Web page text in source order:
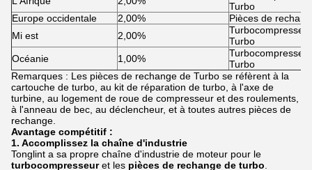
Turbo
Europe occidentale
2,00%
Pièces de
Mi est
2,00%
Turbo
Océanie
1,00%
Turbo
Remarques : Les pièces de rechange de Turbo se réfèrent à la
cartouche de turbo, au kit de réparation de turbo, à l'axe de
turbine, au logement de roue de compresseur et des roulements,
à l'anneau de bec, au déclencheur, et à toutes autres pièces de
rechange.
Avantage compétitif :
1. Accomplissez la chaîne d'industrie
Tonglint a sa propre chaîne d'industrie de moteur pour le
turbocompresseuret les pièces de rechange de turbo